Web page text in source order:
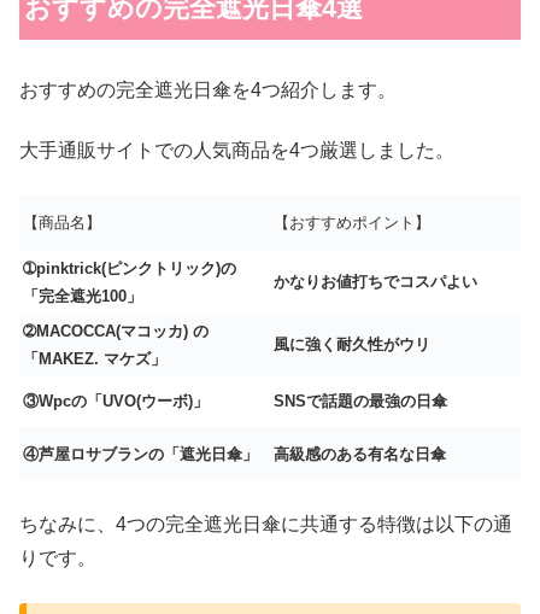
おすすめの完全遮光日傘4選
おすすめの完全遮光日傘を4つ紹介します。
大手通販サイトでの人気商品を4つ厳選しました。
【商品名】 【おすすめポイント】
➀pinktrick(ピンクトリック)の
「完全遮光100」
かなりお値打ちでコスパよい
➁MACOCCA(マコッカ) の
「MAKEZ. マケズ」
風に強く耐久性がウリ
③Wpcの「UVO(ウーボ)」 SNSで話題の最強の日傘
④芦屋ロサブランの「遮光日傘」 高級感のある有名な日傘
ちなみに、4つの完全遮光日傘に共通する特徴は以下の通
りです。